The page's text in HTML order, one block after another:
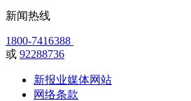
新闻热线
1800-7416388
或 92288736
新报业媒体网站
网络条款